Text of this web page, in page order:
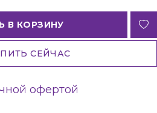
В КОРЗИНУ
СЕЙЧАС
офертой